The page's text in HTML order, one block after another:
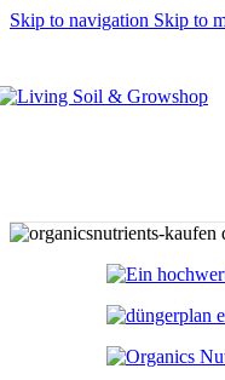
Skip to navigation Skip to